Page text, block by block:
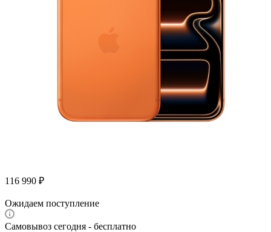
116 990 ₽
Ожидаем поступление
Самовывоз сегодня - бесплатно